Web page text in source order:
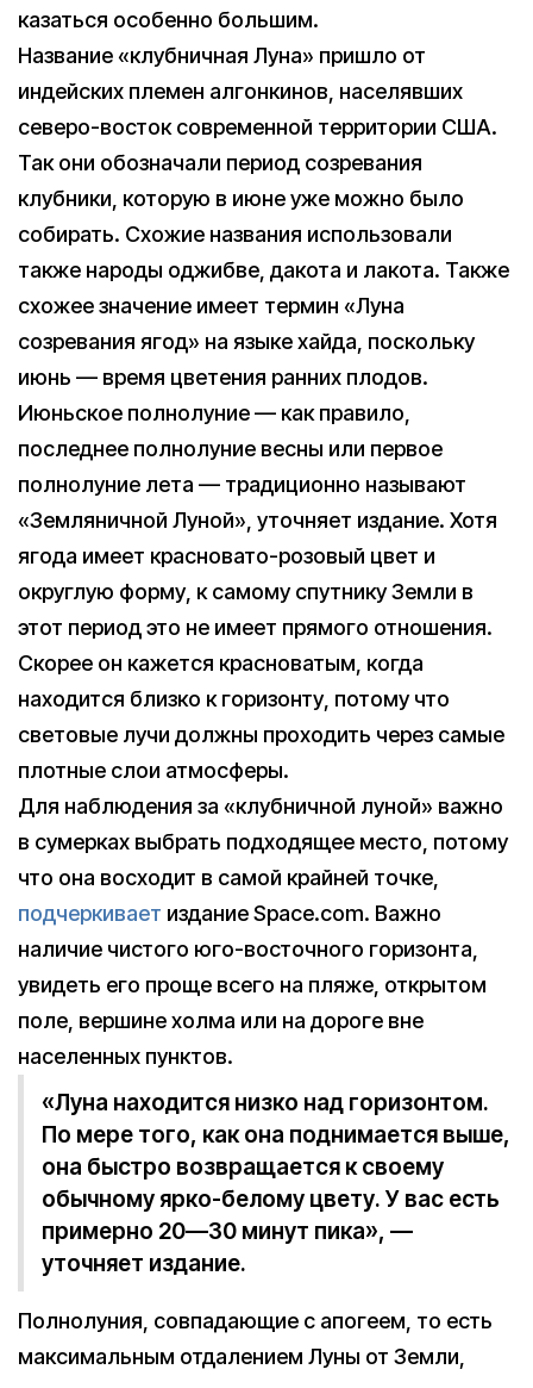
казаться особенно большим.
Название «клубничная Луна» пришло от
индейских племен алгонкинов, населявших
северо-восток современной территории США.
Так они обозначали период созревания
клубники, которую в июне уже можно было
собирать. Схожие названия использовали
также народы оджибве, дакота и лакота. Также
схожее значение имеет термин «Луна
созревания ягод» на языке хайда, поскольку
июнь — время цветения ранних плодов.
Июньское полнолуние — как правило,
последнее полнолуние весны или первое
полнолуние лета — традиционно называют
«Земляничной Луной», уточняет издание. Хотя
ягода имеет красновато-розовый цвет и
округлую форму, к самому спутнику Земли в
этот период это не имеет прямого отношения.
Скорее он кажется красноватым, когда
находится близко к горизонту, потому что
световые лучи должны проходить через самые
плотные слои атмосферы.
Для наблюдения за «клубничной луной» важно
в сумерках выбрать подходящее место, потому
что она восходит в самой крайней точке,
подчеркивает издание Space.com. Важно
наличие чистого юго-восточного горизонта,
увидеть его проще всего на пляже, открытом
поле, вершине холма или на дороге вне
населенных пунктов.
«Луна находится низко над горизонтом.
По мере того, как она поднимается выше,
она быстро возвращается к своему
обычному ярко-белому цвету. У вас есть
примерно 20—30 минут пика», —
уточняет издание.
Полнолуния, совпадающие с апогеем, то есть
максимальным отдалением Луны от Земли,